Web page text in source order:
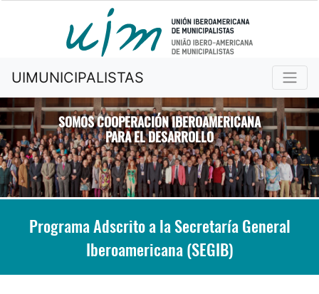
UIMUNICIPALISTAS
SOMOS COOPERACIÓN IBEROAMERICANA
PARA EL DESARROLLO
Previous Next
Programa Adscrito a la Secretaría General
Iberoamericana (SEGIB)